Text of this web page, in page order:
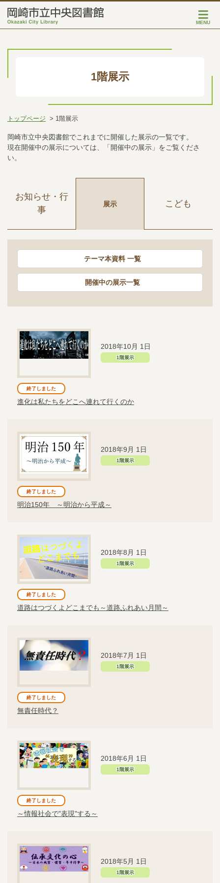
MENU
1階展示
トップページ 1階展示
岡崎市立中央図書館でこれまでに開催した展示の一覧です。
現在開催中の展示については、「開催中の展示」をご覧くださ
い。
お知らせ・行
事
展示 こども
テーマ本資料 一覧
開催中の展示一覧
2018年10月 1日
1階展示
進化は私たちをどこへ連れて行くのか
終了しました
2018年9月 1日
1階展示
明治150年 ～明治から平成～
終了しました
2018年8月 1日
1階展示
道路はつづくよどこまでも～道路ふれあい月間～
終了しました
2018年7月 1日
1階展示
無責任時代？
終了しました
2018年6月 1日
1階展示
～情報社会で"表現"する～
終了しました
2018年5月 1日
1階展示